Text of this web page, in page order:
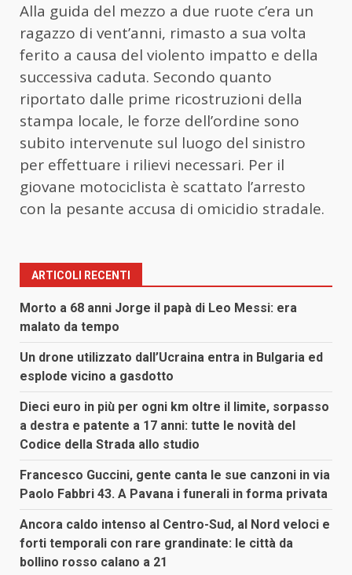
Alla guida del mezzo a due ruote c’era un
ragazzo di vent’anni, rimasto a sua volta
ferito a causa del violento impatto e della
successiva caduta. Secondo quanto
riportato dalle prime ricostruzioni della
stampa locale, le forze dell’ordine sono
subito intervenute sul luogo del sinistro
per effettuare i rilievi necessari. Per il
giovane motociclista è scattato l’arresto
con la pesante accusa di omicidio stradale.
ARTICOLI RECENTI
Morto a 68 anni Jorge il papà di Leo Messi: era
malato da tempo
Un drone utilizzato dall’Ucraina entra in Bulgaria ed
esplode vicino a gasdotto
Dieci euro in più per ogni km oltre il limite, sorpasso
a destra e patente a 17 anni: tutte le novità del
Codice della Strada allo studio
Francesco Guccini, gente canta le sue canzoni in via
Paolo Fabbri 43. A Pavana i funerali in forma privata
Ancora caldo intenso al Centro-Sud, al Nord veloci e
forti temporali con rare grandinate: le città da
bollino rosso calano a 21